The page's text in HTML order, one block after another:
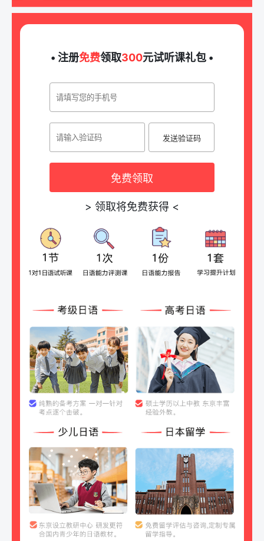
• 注册免费领取300元试听课礼包 •
发送验证码
免费领取
> 领取将免费获得 <